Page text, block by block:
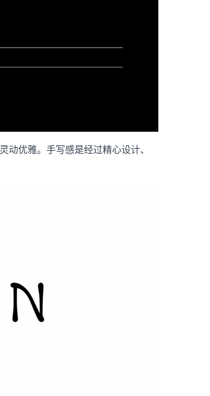
优雅。手写感是经过精心设计、